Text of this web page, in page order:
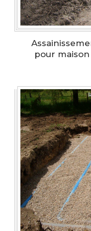
pour maison